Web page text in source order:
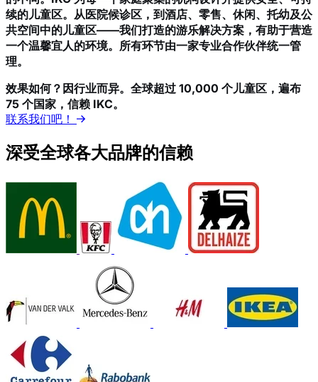
续的儿童区。从医院候诊区，到酒店、零售、休闲、托幼及公
共空间中的儿童区——我们打造的游乐解决方案，有助于营造
一个温馨宜人的环境。所有环节由一家专业合作伙伴统一管
理。
效果如何？因行业而异。全球超过 10,000 个儿童区，遍布
75 个国家，信赖 IKC。
联系我们吧！
深受全球各大品牌的信赖